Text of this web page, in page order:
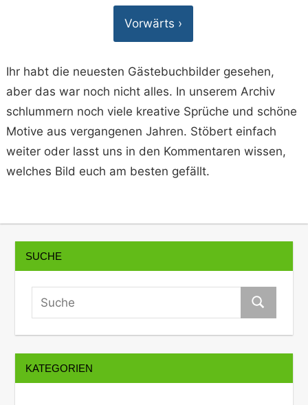
Vorwärts ›
Ihr habt die neuesten Gästebuchbilder gesehen,
aber das war noch nicht alles. In unserem Archiv
schlummern noch viele kreative Sprüche und schöne
Motive aus vergangenen Jahren. Stöbert einfach
weiter oder lasst uns in den Kommentaren wissen,
welches Bild euch am besten gefällt.
SUCHE
KATEGORIEN